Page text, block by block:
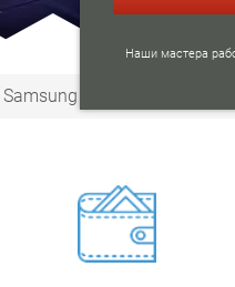
Наши мастера